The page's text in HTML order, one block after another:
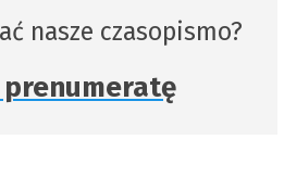
nasze czasopismo?
prenumeratę